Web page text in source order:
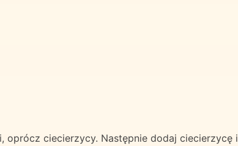
oprócz ciecierzycy. Następnie dodaj ciecierzycę i